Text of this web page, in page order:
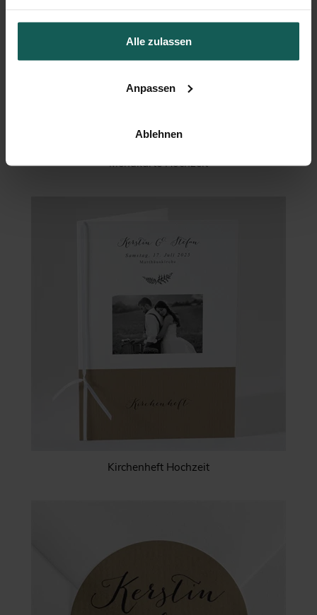
Alle zulassen
Anpassen
Ablehnen
Menükarte Hochzeit
Kirchenheft Hochzeit